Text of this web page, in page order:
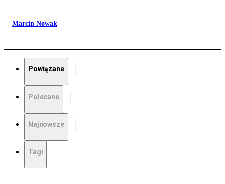
Marcin Nowak
Powiązane
Polecane
Najnowsze
Tagi